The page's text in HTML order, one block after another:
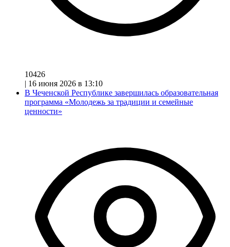
10426
| 16 июня 2026 в 13:10
В Чеченской Республике завершилась образовательная
программа «Молодежь за традиции и семейные
ценности»